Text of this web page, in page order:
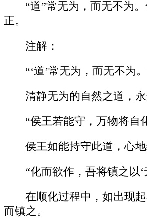
“道”常无为，而无不为
正。
注解：
“‘道’常无为，而无不为
清静无为的自然之道，
“侯王若能守，万物将自
侯王如能持守此道，心
“化而欲作，吾将镇之以‘
在顺化过程中，如出现
而镇之。